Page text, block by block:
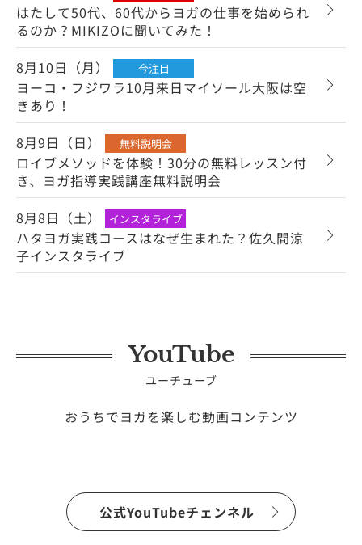
はたして50代、60代からヨガの仕事を始められ
るのか？MIKIZOに聞いてみた！
8月10日（月）
今注目
ヨーコ・フジワラ10月来日マイソール大阪は空
きあり！
8月9日（日）
無料説明会
ロイブメソッドを体験！30分の無料レッスン付
き、ヨガ指導実践講座無料説明会
8月8日（土）
インスタライブ
ハタヨガ実践コースはなぜ生まれた？佐久間涼
子インスタライブ
YouTube
ユーチューブ
おうちでヨガを楽しむ動画コンテンツ
公式YouTubeチェンネル